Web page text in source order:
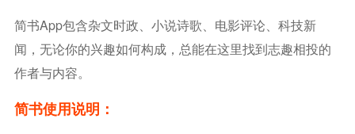
简书app包含杂文时政、小说诗歌、电影评论、科技新
闻，无论你的兴趣如何构成，总能在这里找到志趣相投的
作者与内容。
简书使用说明：